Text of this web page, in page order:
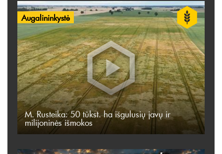
Augalininkystė
M. Rusteika: 50 tūkst. ha išgulusių javų ir
milijoninės išmokos